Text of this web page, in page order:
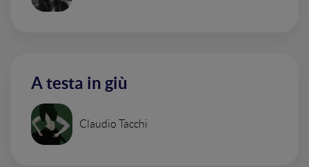
A testa in giù
Claudio Tacchi